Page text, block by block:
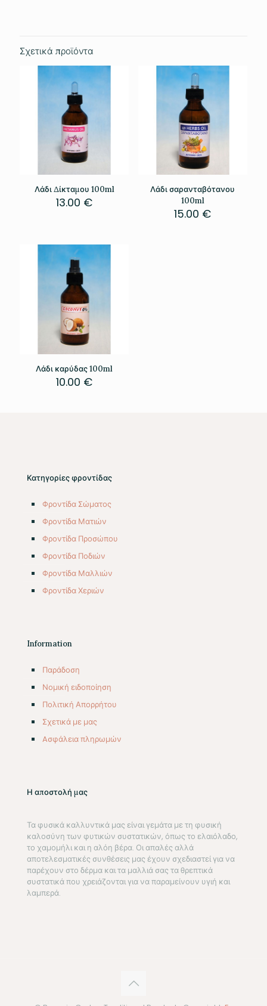
Σχετικά προϊόντα
Λάδι Δίκταμου 100ml
13.00 €
Λάδι σαρανταβότανου
100ml
15.00 €
Λάδι καρύδας 100ml
10.00 €
Κατηγορίες φροντίδας
Φροντίδα Σώματος
Φροντίδα Ματιών
Φροντίδα Προσώπου
Φροντίδα Ποδιών
Φροντίδα Μαλλιών
Φροντίδα Χεριών
Information
Παράδοση
Νομική ειδοποίηση
Πολιτική Απορρήτου
Σχετικά με μας
Aσφάλεια πληρωμών
Η αποστολή μας
Τα φυσικά καλλυντικά μας είναι γεμάτα με τη φυσική
καλοσύνη των φυτικών συστατικών, όπως το ελαιόλαδο,
το χαμομήλι και η αλόη βέρα. Οι απαλές αλλά
αποτελεσματικές συνθέσεις μας έχουν σχεδιαστεί για να
παρέχουν στο δέρμα και τα μαλλιά σας τα θρεπτικά
συστατικά που χρειάζονται για να παραμείνουν υγιή και
λαμπερά.